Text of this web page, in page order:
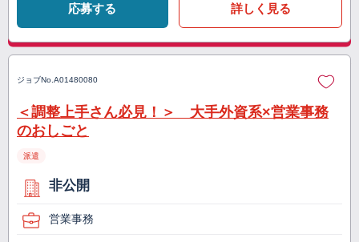
応募する 詳しく見る
ジョブNo. A01480080
＜調整上手さん必見！＞ 大手外資系×営業事務
のおしごと
派遣
非公開
営業事務